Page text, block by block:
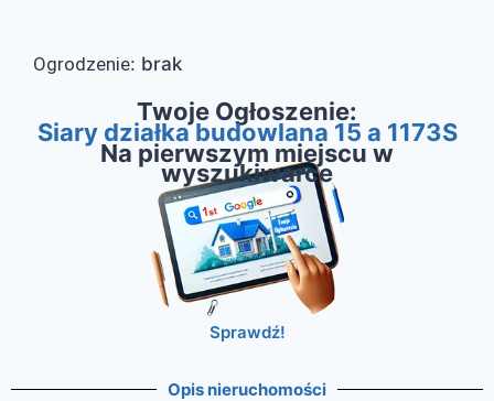
Ogrodzenie: brak
Twoje Ogłoszenie:
Siary działka budowlana 15 a 1173S
Na pierwszym miejscu w
wyszukiwarce
Sprawdź!
Opis nieruchomości